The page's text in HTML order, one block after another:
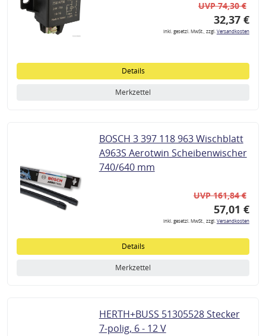
UVP 74,30 €
32,37 €
inkl. gesetzl. MwSt., zzgl.Versandkosten
Details
Merkzettel
BOSCH 3 397 118 963 Wischblatt
A963S Aerotwin Scheibenwischer
740/640 mm
UVP 161,84 €
57,01 €
inkl. gesetzl. MwSt., zzgl.Versandkosten
Details
Merkzettel
HERTH+BUSS 51305528 Stecker
7-polig, 6 - 12 V